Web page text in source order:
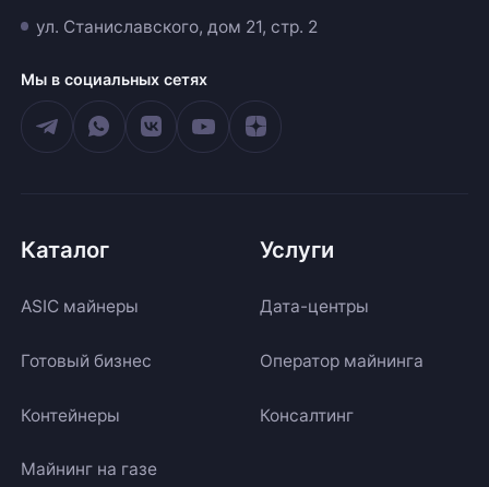
ул. Станиславского, дом 21, стр. 2
Мы в социальных сетях
Каталог
ASIC майнеры
Готовый бизнес
Контейнеры
Майнинг на газе
Услуги
Дата-центры
Оператор майнинга
Консалтинг